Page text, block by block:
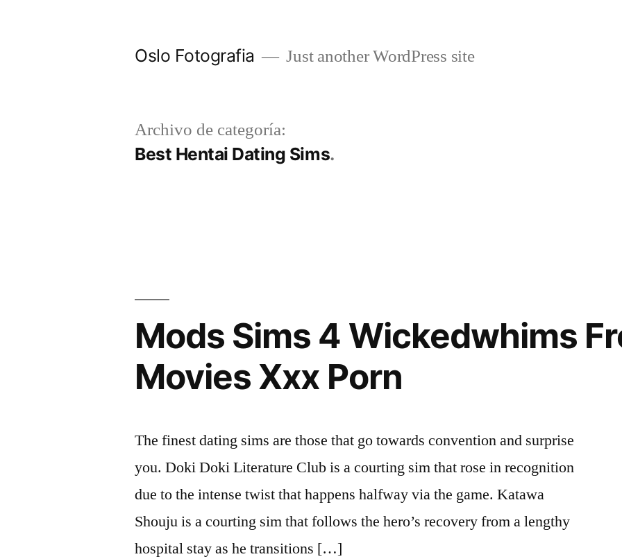
Oslo Fotografia Just another WordPress site
Archivo de categoría:
Best Hentai Dating Sims
Mods Sims 4 Wickedwhims
Movies Xxx Porn
The finest dating sims are those that go towards convention and surprise
you. Doki Doki Literature Club is a courting sim that rose in recognition
due to the intense twist that happens halfway via the game. Katawa
Shouju is a courting sim that follows the hero’s recovery from a lengthy
hospital stay as he transitions […]